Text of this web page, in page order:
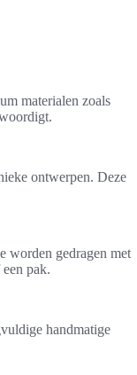
materialen zoals
ontwerpen. Deze
worden gedragen met
pak.
handmatige